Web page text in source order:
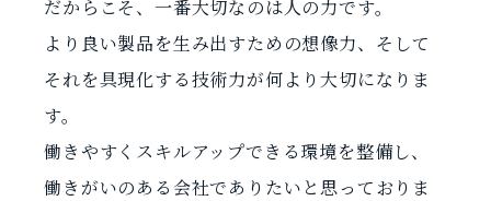
だからこそ、一番大切なのは人の力です。
より良い製品を生み出すための想像力、そして
それを具現化する技術力が何より大切になりま
す。
働きやすくスキルアップできる環境を整備し、
働きがいのある会社でありたいと思っておりま